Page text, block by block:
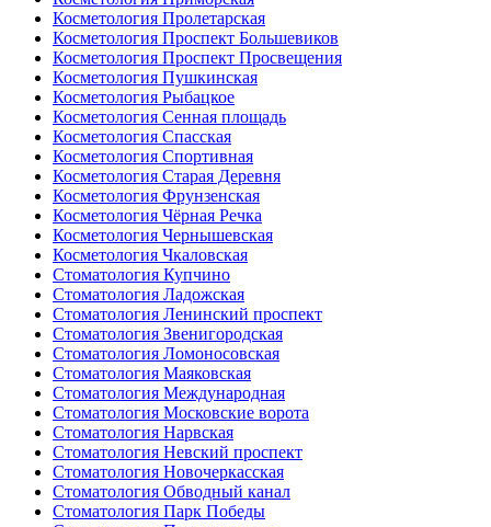
Косметология Пролетарская
Косметология Проспект Большевиков
Косметология Проспект Просвещения
Косметология Пушкинская
Косметология Рыбацкое
Косметология Сенная площадь
Косметология Спасская
Косметология Спортивная
Косметология Старая Деревня
Косметология Фрунзенская
Косметология Чёрная Речка
Косметология Чернышевская
Косметология Чкаловская
Стоматология Купчино
Стоматология Ладожская
Стоматология Ленинский проспект
Стоматология Звенигородская
Стоматология Ломоносовская
Стоматология Маяковская
Стоматология Международная
Стоматология Московские ворота
Стоматология Нарвская
Стоматология Невский проспект
Стоматология Новочеркасская
Стоматология Обводный канал
Стоматология Парк Победы